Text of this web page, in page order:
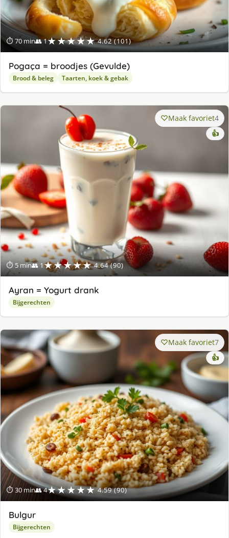
⏱ 70 min👥 1★★★★★ 4.62 (101)
Pogaça = broodjes (Gevulde)
Brood & beleg Taarten, koek & gebak
⏱ 5 min👥 1★★★★★ 4.64 (90)
Maak favoriet4
👍
Ayran = Yogurt drank
Bijgerechten
⏱ 30 min👥 4★★★★★ 4.59 (90)
Maak favoriet7
👍
Bulgur
Bijgerechten